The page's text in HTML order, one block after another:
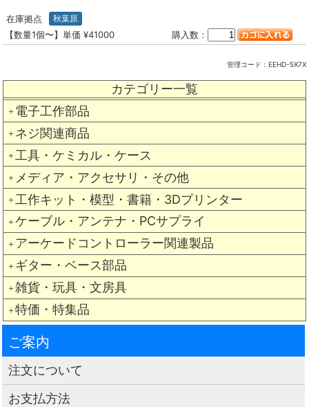
カテゴリー一覧
＋ 電子工作部品
＋ ネジ関連商品
＋ 工具・ケミカル・ケース
＋ メディア・アクセサリ・その他
＋ 工作キット・模型・書籍・3Dプリンター
＋ ケーブル・アンテナ・PCサプライ
＋ アーケードコントローラー関連製品
＋ ギター・ベース部品
＋ 雑貨・玩具・文房具
＋ 特価・特集品
在庫拠点 秋葉原
【数量1個〜】単価 ¥41000 購入数：
管理コード： EEHD-5X7X
ご案内
注文について
お支払方法